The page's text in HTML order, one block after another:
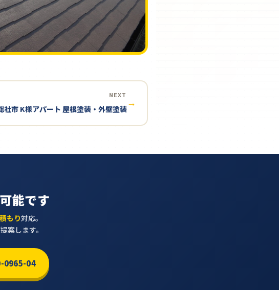
NEXT
社市 K様アパート 屋根塗装・外壁塗装
→
可能です
もり対応。
案します。
0965-04